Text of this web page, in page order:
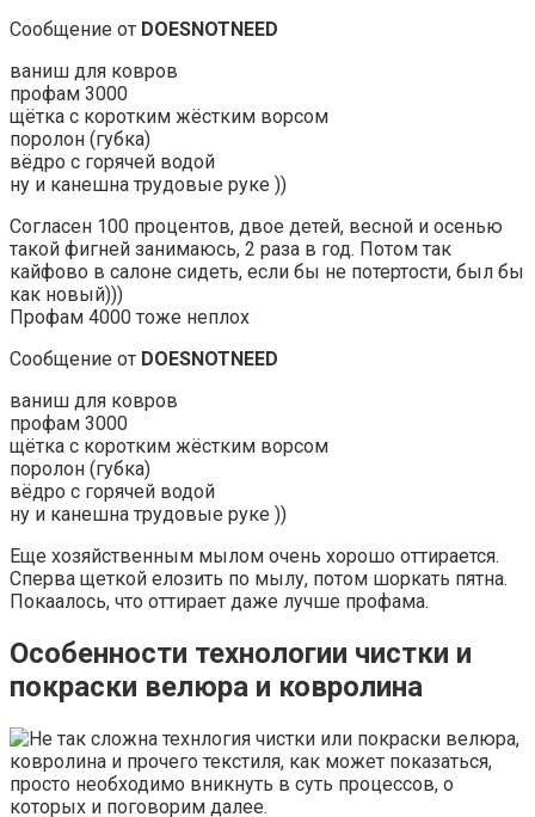
Сообщение от DOESNOTNEED
ваниш для ковров
профам 3000
щётка с коротким жёстким ворсом
поролон (губка)
вёдро с горячей водой
ну и канешна трудовые руке ))
Согласен 100 процентов, двое детей, весной и осенью
такой фигней занимаюсь, 2 раза в год. Потом так
кайфово в салоне сидеть, если бы не потертости, был бы
как новый)))
Профам 4000 тоже неплох
Сообщение от DOESNOTNEED
ваниш для ковров
профам 3000
щётка с коротким жёстким ворсом
поролон (губка)
вёдро с горячей водой
ну и канешна трудовые руке ))
Еще хозяйственным мылом очень хорошо оттирается.
Сперва щеткой елозить по мылу, потом шоркать пятна.
Покаалось, что оттирает даже лучше профама.
Особенности технологии чистки и
покраски велюра и ковролина